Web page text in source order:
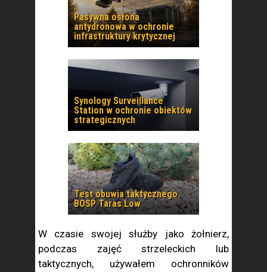
Pasywna osłona
antydronowa w ochronie
infrastruktury krytycznej
Synology Surveillance
Station w ochronie obiektów
strategicznych
Test obuwia taktycznego
BOSP Taras Low
W czasie swojej służby jako żołnierz,
podczas zajęć strzeleckich lub
taktycznych, używałem ochronników